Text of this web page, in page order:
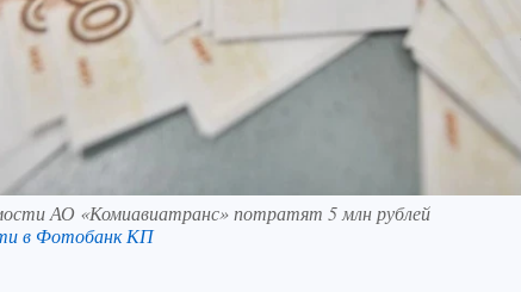
АО «Комиавиатранс» потратят 5 млн рублей
в Фотобанк КП